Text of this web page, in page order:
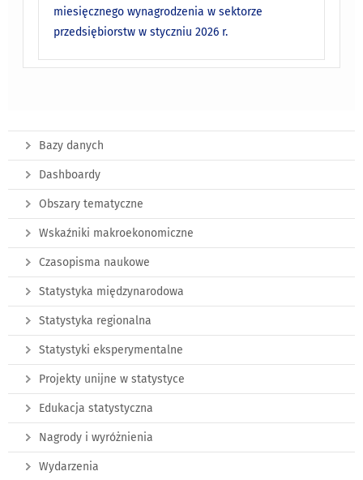
miesięcznego wynagrodzenia w sektorze
przedsiębiorstw w styczniu 2026 r.
Bazy danych
Dashboardy
Obszary tematyczne
Wskaźniki makroekonomiczne
Czasopisma naukowe
Statystyka międzynarodowa
Statystyka regionalna
Statystyki eksperymentalne
Projekty unijne w statystyce
Edukacja statystyczna
Nagrody i wyróżnienia
Wydarzenia